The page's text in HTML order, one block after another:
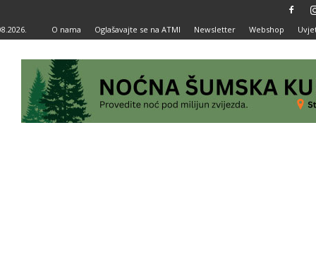
O nama Oglašavajte se na ATMI Newsletter Webshop